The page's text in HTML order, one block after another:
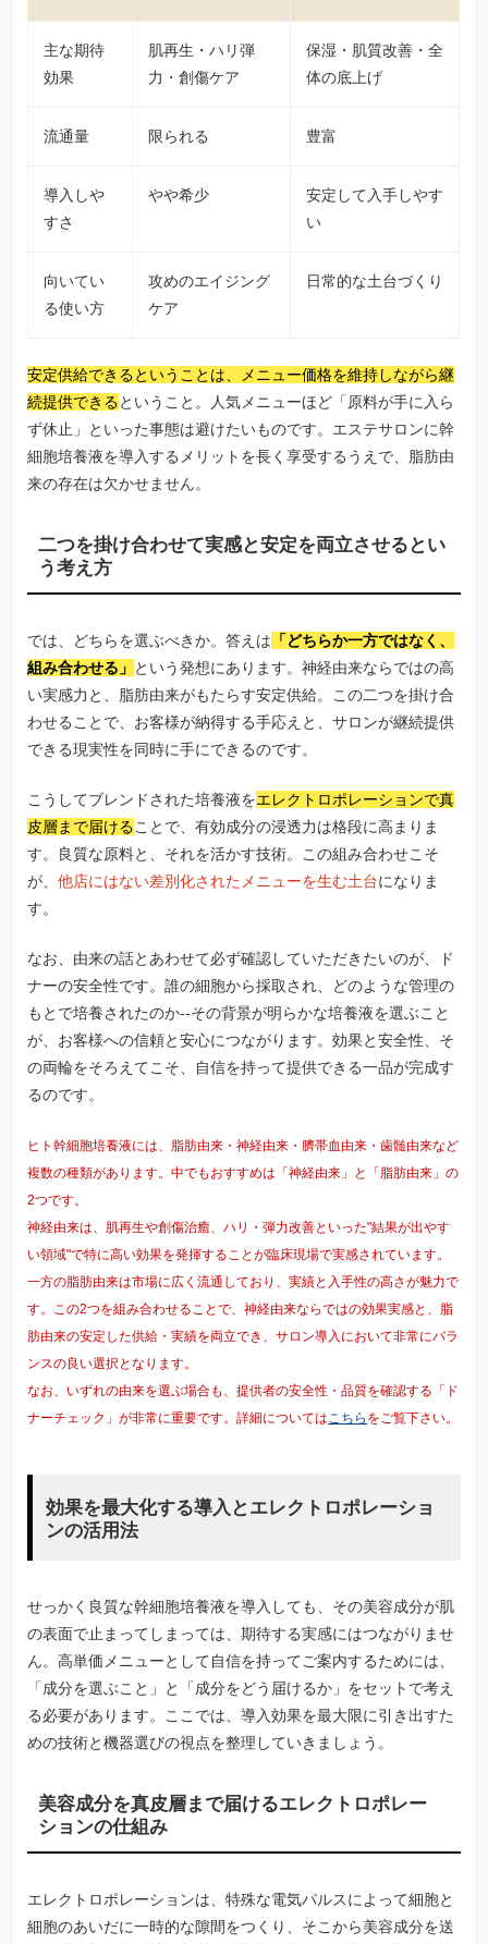
主な期待
効果
肌再生・ハリ弾
力・創傷ケア
保湿・肌質改善・全
体の底上げ
流通量 限られる 豊富
導入しや
すさ
やや希少
安定して入手しやす
い
向いてい
る使い方
攻めのエイジング
ケア
日常的な土台づくり
安定供給できるということは、メニュー価格を維持しながら継
続提供できるということ。人気メニューほど「原料が手に入ら
ず休止」といった事態は避けたいものです。エステサロンに幹
細胞培養液を導入するメリットを長く享受するうえで、脂肪由
来の存在は欠かせません。
二つを掛け合わせて実感と安定を両立させるとい
う考え方
では、どちらを選ぶべきか。答えは 「どちらか一方ではなく、
組み合わせる」 という発想にあります。神経由来ならではの高
い実感力と、脂肪由来がもたらす安定供給。この二つを掛け合
わせることで、お客様が納得する手応えと、サロンが継続提供
できる現実性を同時に手にできるのです。
こうしてブレンドされた培養液をエレクトロポレーションで真
皮層まで届けることで、有効成分の浸透力は格段に高まりま
す。良質な原料と、それを活かす技術。この組み合わせこそ
が、他店にはない差別化されたメニューを生む土台になりま
す。
なお、由来の話とあわせて必ず確認していただきたいのが、ド
ナーの安全性です。誰の細胞から採取され、どのような管理の
もとで培養されたのか--その背景が明らかな培養液を選ぶこと
が、お客様への信頼と安心につながります。効果と安全性、そ
の両輪をそろえてこそ、自信を持って提供できる一品が完成す
るのです。
ヒト幹細胞培養液には、脂肪由来・神経由来・臍帯血由来・歯髄由来など
複数の種類があります。中でもおすすめは「神経由来」と「脂肪由来」の
2つです。
神経由来は、肌再生や創傷治癒、ハリ・弾力改善といった"結果が出やす
い領域"で特に高い効果を発揮することが臨床現場で実感されています。
一方の脂肪由来は市場に広く流通しており、実績と入手性の高さが魅力で
す。この2つを組み合わせることで、神経由来ならではの効果実感と、脂
肪由来の安定した供給・実績を両立でき、サロン導入において非常にバラ
ンスの良い選択となります。
なお、いずれの由来を選ぶ場合も、提供者の安全性・品質を確認する「ド
ナーチェック」が非常に重要です。詳細についてはこちら をご覧下さい。
効果を最大化する導入とエレクトロポレーショ
ンの活用法
せっかく良質な幹細胞培養液を導入しても、その美容成分が肌
の表面で止まってしまっては、期待する実感にはつながりませ
ん。高単価メニューとして自信を持ってご案内するためには、
「成分を選ぶこと」と「成分をどう届けるか」をセットで考え
る必要があります。ここでは、導入効果を最大限に引き出すた
めの技術と機器選びの視点を整理していきましょう。
美容成分を真皮層まで届けるエレクトロポレー
ションの仕組み
エレクトロポレーションは、特殊な電気パルスによって細胞と
細胞のあいだに一時的な隙間をつくり、そこから美容成分を送